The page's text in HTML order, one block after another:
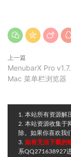
上一篇
MenubarX Pro
Mac 菜单栏浏览器
1. 本站所有资源解
2. 本站资源收集于
除。如果你喜欢我
3. 如有无法下载的
系QQ271638927